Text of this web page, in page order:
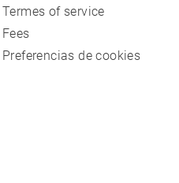
Termes of service
Fees
Preferencias de cookies